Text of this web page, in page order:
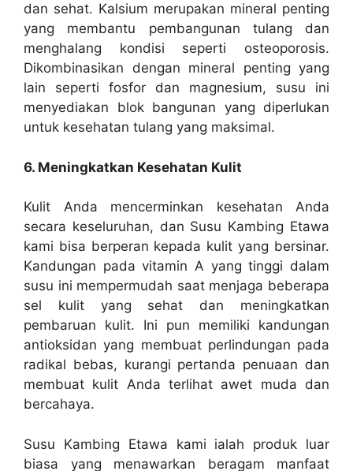
dan sehat. Kalsium merupakan mineral penting
yang membantu pembangunan tulang dan
menghalang kondisi seperti osteoporosis.
Dikombinasikan dengan mineral penting yang
lain seperti fosfor dan magnesium, susu ini
menyediakan blok bangunan yang diperlukan
untuk kesehatan tulang yang maksimal.
6. Meningkatkan Kesehatan Kulit
Kulit Anda mencerminkan kesehatan Anda
secara keseluruhan, dan Susu Kambing Etawa
kami bisa berperan kepada kulit yang bersinar.
Kandungan pada vitamin A yang tinggi dalam
susu ini mempermudah saat menjaga beberapa
sel kulit yang sehat dan meningkatkan
pembaruan kulit. Ini pun memiliki kandungan
antioksidan yang membuat perlindungan pada
radikal bebas, kurangi pertanda penuaan dan
membuat kulit Anda terlihat awet muda dan
bercahaya.
Susu Kambing Etawa kami ialah produk luar
biasa yang menawarkan beragam manfaat